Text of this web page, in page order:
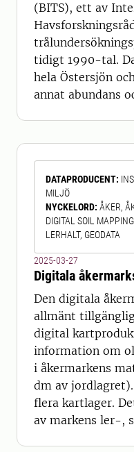
(BITS), ett av
tidigt 1990-tal.
hela Östersjön
annat abundans
längd, vikt, ålder,
könsmognad.
genomförs två
kvartal 1 och 4).
internationellt
Östers
DATAPRODUCENT:
MILJÖ
NYCKELORD: ÅKER,
DIGITAL SOIL
LERHALT, GEODATA
2025-03-27
Digitala
Den digitala
allmänt
digital
information om
i åkermarkens
dm av
flera kartlager.
av markens ler-,